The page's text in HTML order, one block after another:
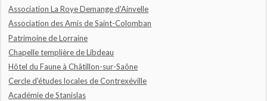
Association La Roye Demange d'Ainvelle
Association des Amis de Saint-Colomban
Patrimoine de Lorraine
Chapelle templière de Libdeau
Hôtel du Faune à Châtillon-sur-Saône
Cercle d'études locales de Contrexéville
Académie de Stanislas